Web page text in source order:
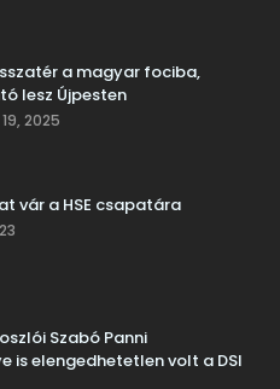
a magyar fociba,
lesz Újpesten
2025
vár a HSE csapatára
Szabó Panni
is elengedhetetlen volt a DSI